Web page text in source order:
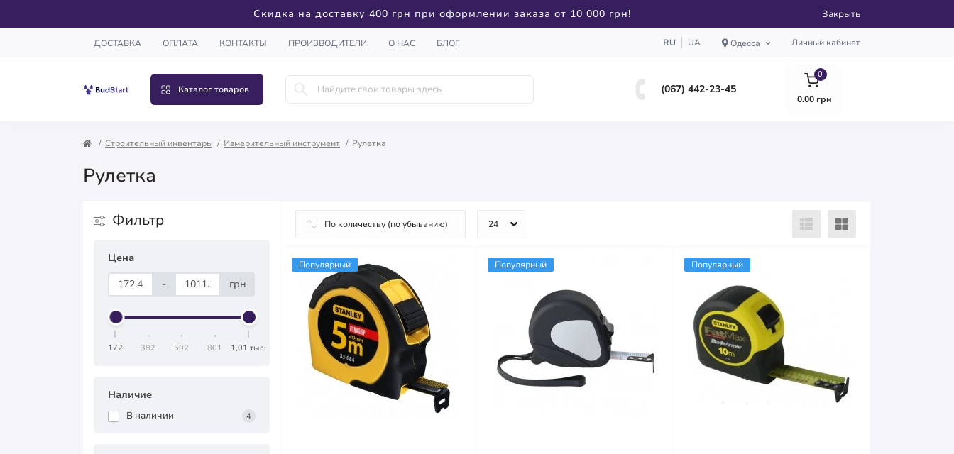
Скидка на доставку 400 грн при оформлении заказа от 10 000 грн! Закрыть
ДОСТАВКА ОПЛАТА КОНТАКТЫ ПРОИЗВОДИТЕЛИ О НАС БЛОГ RU UA Одесса Личный кабинет
Каталог товаров (067) 442-23-45
0
0.00 грн
Строительный инвентарь Измерительный инструмент Рулетка
Рулетка
Фильтр
Цена
-
грн
172 382 592 801 1,01 тыс.
Наличие
В наличии 4
Популярный Популярный Популярный